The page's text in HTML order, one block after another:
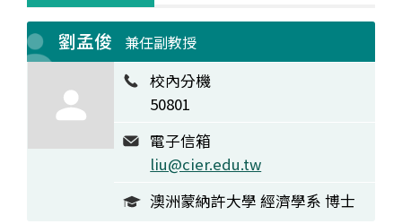
劉孟俊 兼任副教授
校內分機
50801
電子信箱
liu@cier.edu.tw
澳洲蒙納許大學 經濟學系 博士